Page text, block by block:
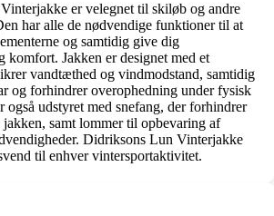
er velegnet til skiløb og andre
har alle de nødvendige funktioner til at
og samtidig give dig
komfort. Jakken er designet med et
vandtæthed og vindmodstand, samtidig
og forhindrer overophedning under fysisk
også udstyret med snefang, der forhindrer
samt lommer til opbevaring af
Didriksons Lun Vinterjakke
til enhver vintersportaktivitet.